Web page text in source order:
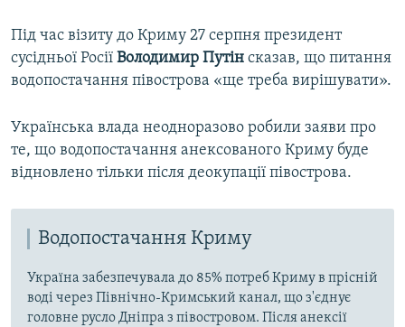
Під час візиту до Криму 27 серпня президент
сусідньої Росії Володимир Путін сказав, що питання
водопостачання півострова «ще треба вирішувати».
Українська влада неодноразово робили заяви про
те, що водопостачання анексованого Криму буде
відновлено тільки після деокупації півострова.
Водопостачання Криму
Україна забезпечувала до 85% потреб Криму в прісній
воді через Північно-Кримський канал, що з'єднує
головне русло Дніпра з півостровом. Після анексії